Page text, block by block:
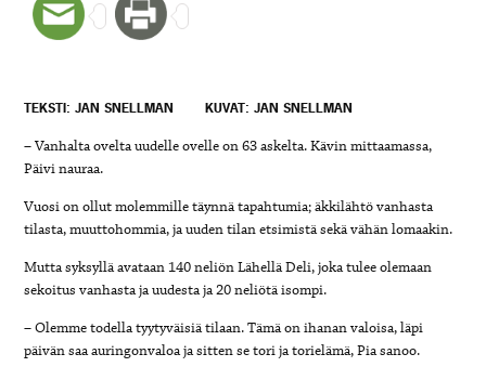
TEKSTI: JAN SNELLMAN KUVAT: JAN SNELLMAN
– Vanhalta ovelta uudelle ovelle on 63 askelta. Kävin mittaamassa,
Päivi nauraa.
Vuosi on ollut molemmille täynnä tapahtumia; äkkilähtö vanhasta
tilasta, muuttohommia, ja uuden tilan etsimistä sekä vähän lomaakin.
Mutta syksyllä avataan 140 neliön Lähellä Deli, joka tulee olemaan
sekoitus vanhasta ja uudesta ja 20 neliötä isompi.
– Olemme todella tyytyväisiä tilaan. Tämä on ihanan valoisa, läpi
päivän saa auringonvaloa ja sitten se tori ja torielämä, Pia sanoo.